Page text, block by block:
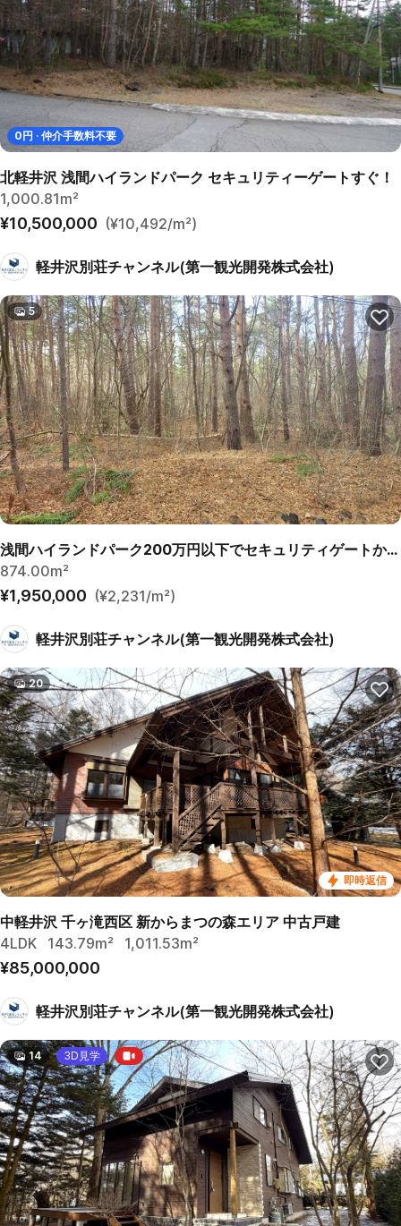
0円 · 仲介手数料不要
北軽井沢 浅間ハイランドパーク セキュリティーゲートすぐ！
1,000.81m²
¥10,500,000 (¥10,492/m²)
軽井沢別荘チャンネル(第一観光開発株式会社)
5
浅間ハイランドパーク200万円以下でセキュリティゲートから離れていて静かな土地
874.00m²
¥1,950,000 (¥2,231/m²)
軽井沢別荘チャンネル(第一観光開発株式会社)
即時返信
20
中軽井沢 千ヶ滝西区 新からまつの森エリア 中古戸建
4LDK
143.79m² 1,011.53m²
¥85,000,000
軽井沢別荘チャンネル(第一観光開発株式会社)
14 3D見学